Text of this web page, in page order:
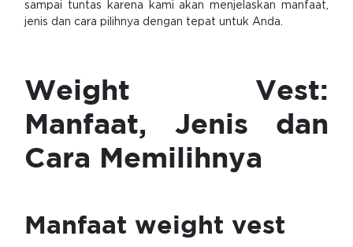
sampai tuntas karena kami akan menjelaskan manfaat,
jenis dan cara pilihnya dengan tepat untuk Anda.
Weight Vest:
Manfaat, Jenis dan
Cara Memilihnya
Manfaat weight vest